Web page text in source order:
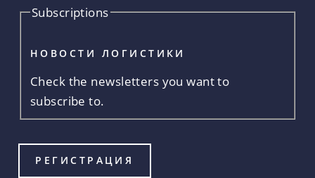
Subscriptions
НОВОСТИ ЛОГИСТИКИ
Check the newsletters you want to
subscribe to.